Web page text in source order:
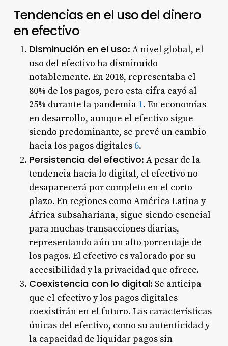
Tendencias en el uso del dinero
en efectivo
Disminución en el uso: A nivel global, el
uso del efectivo ha disminuido
notablemente. En 2018, representaba el
80% de los pagos, pero esta cifra cayó al
25% durante la pandemia 1. En economías
en desarrollo, aunque el efectivo sigue
siendo predominante, se prevé un cambio
hacia los pagos digitales 6.
Persistencia del efectivo: A pesar de la
tendencia hacia lo digital, el efectivo no
desaparecerá por completo en el corto
plazo. En regiones como América Latina y
África subsahariana, sigue siendo esencial
para muchas transacciones diarias,
representando aún un alto porcentaje de
los pagos. El efectivo es valorado por su
accesibilidad y la privacidad que ofrece.
Coexistencia con lo digital: Se anticipa
que el efectivo y los pagos digitales
coexistirán en el futuro. Las características
únicas del efectivo, como su autenticidad y
la capacidad de liquidar pagos sin